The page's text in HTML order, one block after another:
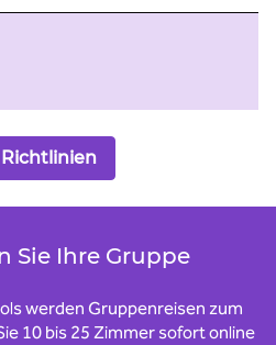
Sie Ihre Gruppe
werden Gruppenreisen zum
10 bis 25 Zimmer sofort online